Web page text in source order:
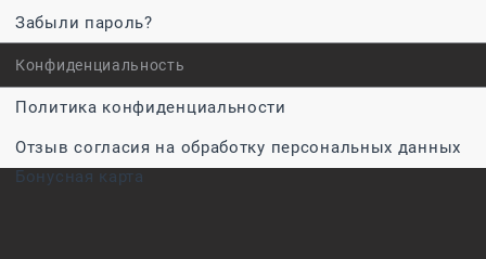
Забыли пароль?
Конфиденциальность
Политика конфиденциальности
Отзыв согласия на обработку персональных данных
Бонусная карта